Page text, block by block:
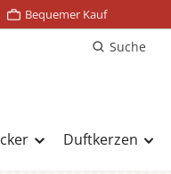
Bequemer Kauf
Suche
Duftkerzen